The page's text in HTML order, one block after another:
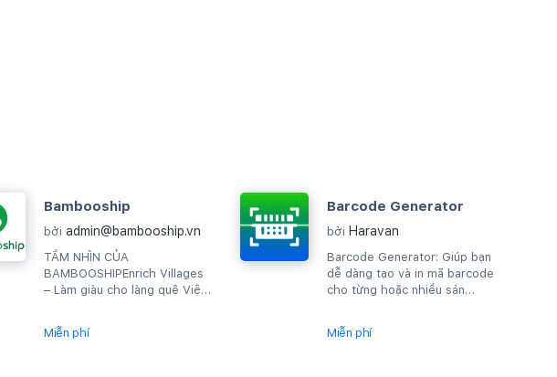
Bambooship
bởi admin@bambooship.vn
TẦM NHÌN CỦA
BAMBOOSHIPEnrich Villages
– Làm giàu cho làng quê Việt
hội việc làm và cơ hội hợp
tác...
Miễn phí
Barcode Generator
bởi Haravan
Barcode Generator: Giúp bạn
dễ dàng tạo và in mã barcode
cho từng hoặc nhiều sản
Miễn phí